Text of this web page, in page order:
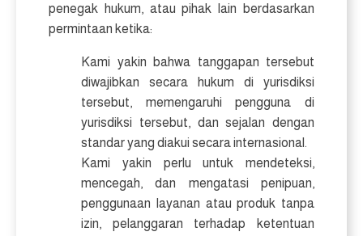
penegak hukum, atau pihak lain berdasarkan
permintaan ketika:
Kami yakin bahwa tanggapan tersebut
diwajibkan secara hukum di yurisdiksi
tersebut, memengaruhi pengguna di
yurisdiksi tersebut, dan sejalan dengan
standar yang diakui secara internasional.
Kami yakin perlu untuk mendeteksi,
mencegah, dan mengatasi penipuan,
penggunaan layanan atau produk tanpa
izin, pelanggaran terhadap ketentuan